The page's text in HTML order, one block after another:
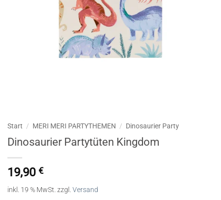
Start / MERI MERI PARTYTHEMEN / Dinosaurier Party
Dinosaurier Partytüten Kingdom
19,90 €
inkl. 19 % MwSt. zzgl. Versand